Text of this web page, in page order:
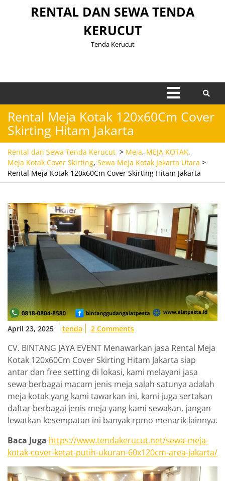
RENTAL DAN SEWA TENDA
KERUCUT
Tenda Kerucut
Open
Menu
Rental Meja Kotak 120x60Cm Cover
Skirting Hitam Jakarta
Rental dan Sewa Tenda Kerucut > Meja, MEJA KOTAK,
Meja Kotak Cover Skirting, Sewa Meja Kotak Jakarta Utara >
Rental Meja Kotak 120x60Cm Cover Skirting Hitam Jakarta
April 23, 2025 tenda 2 Comments
CV. BINTANG JAYA EVENT Menawarkan jasa Rental Meja
Kotak 120x60Cm Cover Skirting Hitam Jakarta siap
antar dan free setting di lokasi, kami melayani jasa
sewa berbagai macam jenis meja salah satunya adalah
meja kotak yang kami tawarkan ini, kami juga sertakan
daftar berbagai jenis meja yang kami sewakan, jangan
lewatkan kesempatan ini banyak rpmo menarik lainnya.
Baca Juga https://www.tendakerucut.net/sewa-meja-
kotak-cover-ketat-putih-ukuran-60x120cm-area-jakarta/